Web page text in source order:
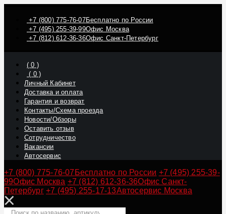
+7 (800) 775-76-07Бесплатно по России
+7 (495) 255-39-99Офис Москва
+7 (812) 612-36-36Офис Санкт-Петербург
(0 )
( 0)
Личный Кабинет
Доставка и оплата
Гарантия и возврат
Контакты/Схема проезда
Новости/Обзоры
Оставить отзыв
Сотрудничество
Вакансии
Автосервис
+7 (800) 775-76-07 Бесплатно по России +7 (495) 255-39-
99Офис Москва +7 (812) 612-36-36Офис Санкт-
Петербург +7 (495) 255-17-13Автосервис Москва